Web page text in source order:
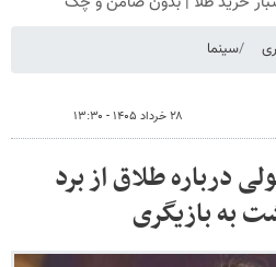
سینما
۲۸ خرداد ۱۴۰۵ - ۱۳:۳۰
درباره طلاق از برد
به بازیگری